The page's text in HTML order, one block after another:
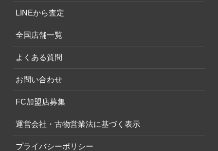
LINEから査定
全国店舗一覧
よくある質問
お問い合わせ
FC加盟店募集
運営会社・古物営業法に基づく表示
プライバシーポリシー